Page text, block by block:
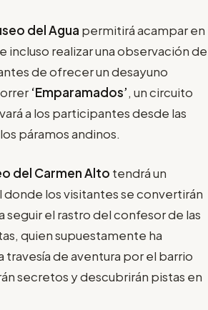
del Agua permitirá acampar en
incluso realizar una observación de
de ofrecer un desayuno
‘Emparamados’, un circuito
a los participantes desde las
páramos andinos.
del Carmen Alto tendrá un
los visitantes se convertirán
el rastro del confesor de las
quien supuestamente ha
travesía de aventura por el barrio
secretos y descubrirán pistas en